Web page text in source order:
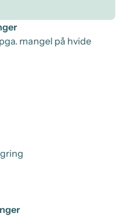
mangel på hvide